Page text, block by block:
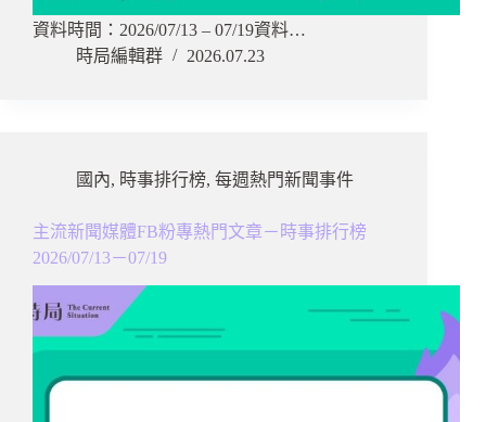
資料時間：2026/07/13 – 07/19資料…
時局編輯群
2026.07.23
國內, 時事排行榜, 每週熱門新聞事件
主流新聞媒體FB粉專熱門文章－時事排行榜
2026/07/13－07/19